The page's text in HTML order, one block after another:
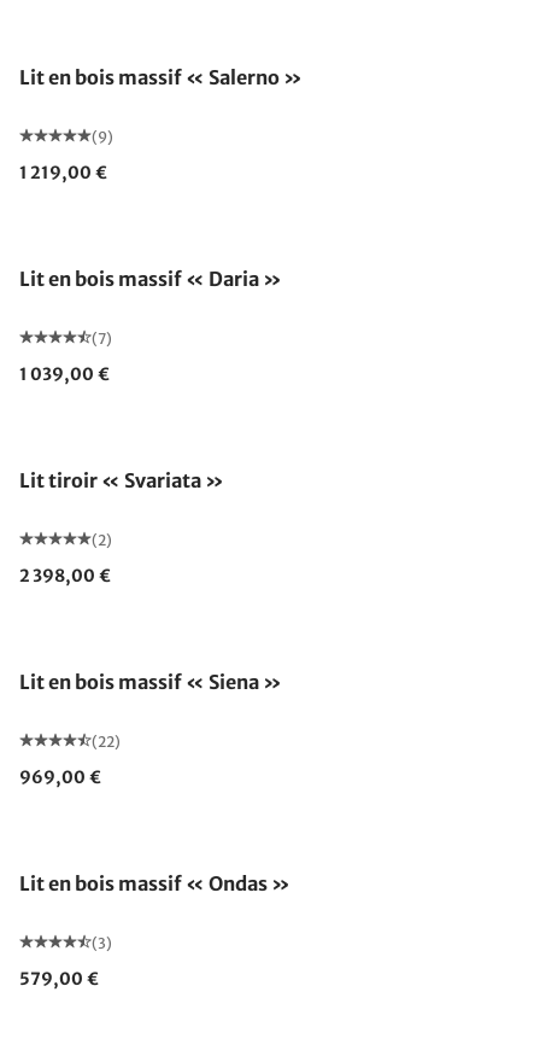
Lit en bois massif « Salerno »
(9)
1 219,00 €
Lit en bois massif « Daria »
(7)
1 039,00 €
Lit tiroir « Svariata »
(2)
2 398,00 €
Lit en bois massif « Siena »
(22)
969,00 €
Lit en bois massif « Ondas »
(3)
579,00 €